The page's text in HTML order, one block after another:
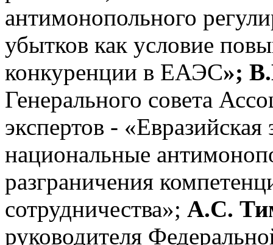
антимонопольного
убытков как условие
конкуренции в ЕАЭС»;
Генерального совета
экспертов -
национальные
разграничения
сотрудничества»; А.С.
руководителя